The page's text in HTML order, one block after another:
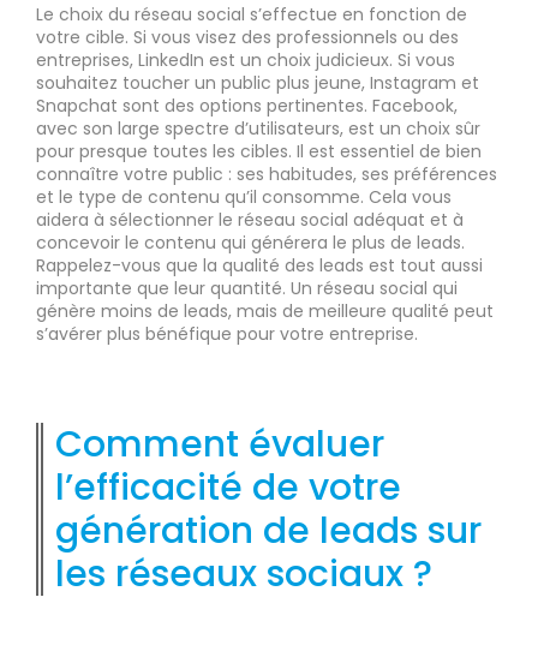
Le choix du réseau social s’effectue en fonction de
votre cible. Si vous visez des professionnels ou des
entreprises, LinkedIn est un choix judicieux. Si vous
souhaitez toucher un public plus jeune, Instagram et
Snapchat sont des options pertinentes. Facebook,
avec son large spectre d’utilisateurs, est un choix sûr
pour presque toutes les cibles. Il est essentiel de bien
connaître votre public : ses habitudes, ses préférences
et le type de contenu qu’il consomme. Cela vous
aidera à sélectionner le réseau social adéquat et à
concevoir le contenu qui générera le plus de leads.
Rappelez-vous que la qualité des leads est tout aussi
importante que leur quantité. Un réseau social qui
génère moins de leads, mais de meilleure qualité peut
s’avérer plus bénéfique pour votre entreprise.
Comment évaluer
l’efficacité de votre
génération de leads sur
les réseaux sociaux ?